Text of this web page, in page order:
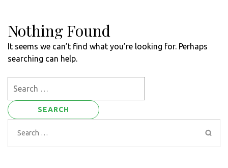
Nothing Found
It seems we can’t find what you’re looking for. Perhaps
searching can help.
Search
for: